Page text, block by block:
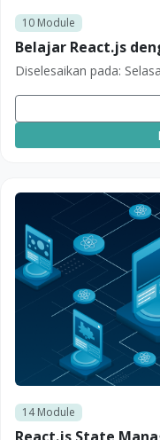
10Module
Belajar React.js
Diselesaikan pada:
14Module